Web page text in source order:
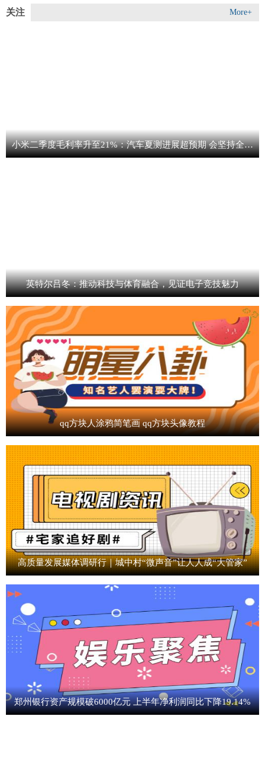
关注 More+
小米二季度毛利率升至21%：汽车夏测进展超预期 会坚持全球化道路
英特尔吕冬：推动科技与体育融合，见证电子竞技魅力
qq方块人涂鸦简笔画 qq方块头像教程
高质量发展媒体调研行｜城中村“微声音”让人人成“大管家”
郑州银行资产规模破6000亿元 上半年净利润同比下降19.14%